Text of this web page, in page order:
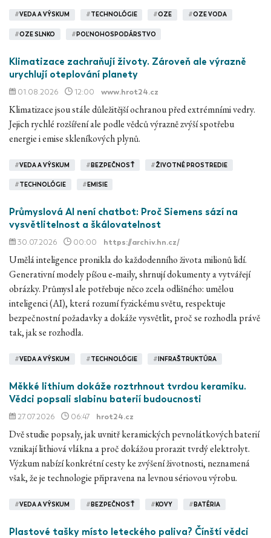
#VEDA A VÝSKUM #TECHNOLÓGIE #OZE #OZE VODA
#OZE SLNKO # POĽNOHOSPODÁRSTVO
Klimatizace zachraňují životy. Zároveň ale výrazně
urychlují oteplování planety
01.08.2026 12:00 www.hrot24.cz
Klimatizace jsou stále důležitější ochranou před extrémními vedry.
Jejich rychlé rozšíření ale podle vědců výrazně zvýší spotřebu
energie i emise skleníkových plynů.
#VEDA A VÝSKUM # BEZPEČNOSŤ #ŽIVOTNÉ PROSTREDIE
#TECHNOLÓGIE # EMISIE
Průmyslová AI není chatbot: Proč Siemens sází na
vysvětlitelnost a škálovatelnost
30.07.2026 00:00 https://archiv.hn.cz/
Umělá inteligence pronikla do každodenního života milionů lidí.
Generativní modely píšou e‑maily, shrnují dokumenty a vytvářejí
obrázky. Průmysl ale potřebuje něco zcela odlišného: umělou
inteligenci (AI), která rozumí fyzickému světu, respektuje
bezpečnostní požadavky a dokáže vysvětlit, proč se rozhodla právě
tak, jak se rozhodla.
#VEDA A VÝSKUM #TECHNOLÓGIE # INFRAŠTRUKTÚRA
Měkké lithium dokáže roztrhnout tvrdou keramiku.
Vědci popsali slabinu baterií budoucnosti
27.07.2026 06:47 hrot24.cz
Dvě studie popsaly, jak uvnitř keramických pevnolátkových baterií
vznikají lithiová vlákna a proč dokážou prorazit tvrdý elektrolyt.
Výzkum nabízí konkrétní cesty ke zvýšení životnosti, neznamená
však, že je technologie připravena na levnou sériovou výrobu.
#VEDA A VÝSKUM # BEZPEČNOSŤ # KOVY # BATÉRIA
Plastové tašky místo leteckého paliva? Čínští vědci